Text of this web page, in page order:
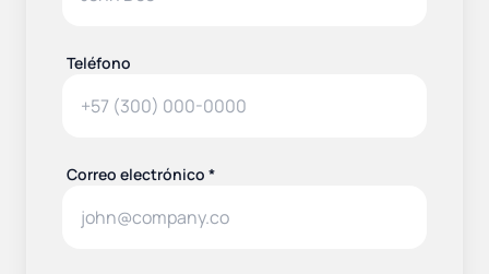
Teléfono
Correo electrónico *